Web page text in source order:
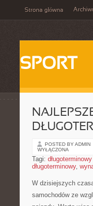
Strona główna
SPORT
POSTED BY ADMIN
WYŁĄCZONA
Tagi:
długoterminowy,
W dzisiejszych
⁤samochodów ze‌